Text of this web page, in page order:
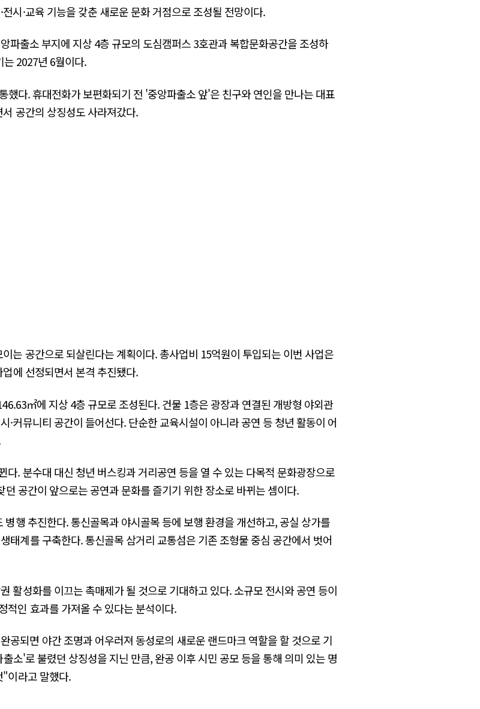
시·교육 기능을 갖춘 새로운 문화 거점으로 조성될 전망이다.
파출소 부지에 지상 4층 규모의 도심캠퍼스 3호관과 복합문화공간을 조성하
2027년 6월이다.
했다. 휴대전화가 보편화되기 전 '중앙파출소 앞'은 친구와 연인을 만나는 대표
공간의 상징성도 사라져갔다.
는 공간으로 되살린다는 계획이다. 총사업비 15억원이 투입되는 이번 사업은
에 선정되면서 본격 추진됐다.
㎡에 지상 4층 규모로 조성된다. 건물 1층은 광장과 연결된 개방형 야외관
·커뮤니티 공간이 들어선다. 단순한 교육시설이 아니라 공연 등 청년 활동이 어
다. 분수대 대신 청년 버스킹과 거리공연 등을 열 수 있는 다목적 문화광장으로
공간이 앞으로는 공연과 문화를 즐기기 위한 장소로 바뀌는 셈이다.
행 추진한다. 통신골목과 야시골목 등에 보행 환경을 개선하고, 공실 상가를
태계를 구축한다. 통신골목 삼거리 교통섬은 기존 조형물 중심 공간에서 벗어
활성화를 이끄는 촉매제가 될 것으로 기대하고 있다. 소규모 전시와 공연 등이
적인 효과를 가져올 수 있다는 분석이다.
공되면 야간 조명과 어우러져 동성로의 새로운 랜드마크 역할을 할 것으로 기
소'로 불렸던 상징성을 지닌 만큼, 완공 이후 시민 공모 등을 통해 의미 있는 명
"이라고 말했다.